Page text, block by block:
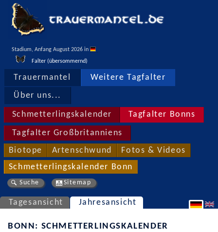
Stadium, Anfang August 2026 in
Falter (übersommernd)
Trauermantel Weitere Tagfalter
Über uns...
Schmetterlingskalender Tagfalter Bonns
Tagfalter Großbritanniens
Biotope Artenschwund Fotos & Videos
Schmetterlingskalender Bonn
Suche Sitemap
Tagesansicht Jahresansicht
BONN: SCHMETTERLINGSKALENDER